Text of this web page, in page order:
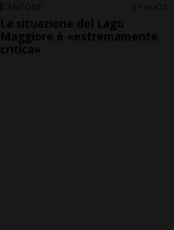
CANTONE 1 ora 5
La situazione del Lago
Maggiore è «estremamente
critica»